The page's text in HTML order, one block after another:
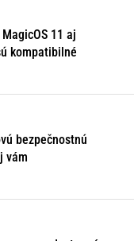
11 aj
kompatibilné
bezpečnostnú
vám